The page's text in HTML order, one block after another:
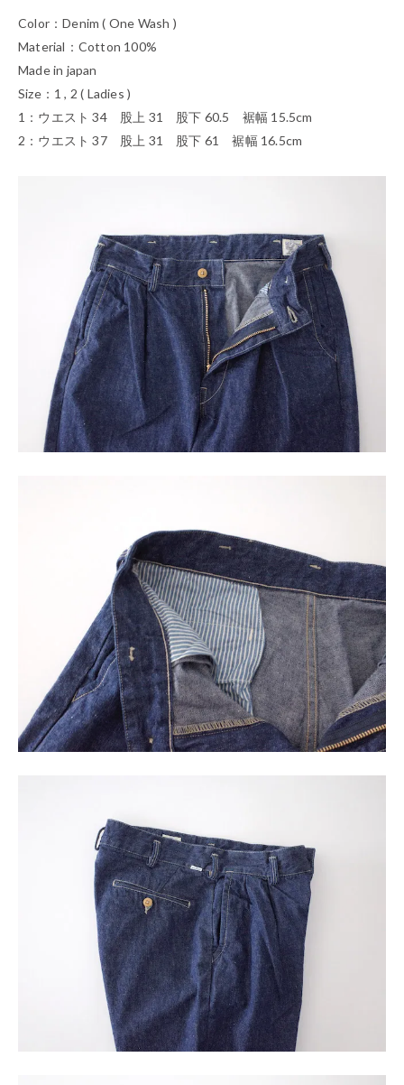
Color：Denim ( One Wash )
Material：Cotton 100%
Made in japan
Size：1 , 2 ( Ladies )
1：ウエスト 34 股上 31 股下 60.5 裾幅 15.5cm
2：ウエスト 37 股上 31 股下 61 裾幅 16.5cm